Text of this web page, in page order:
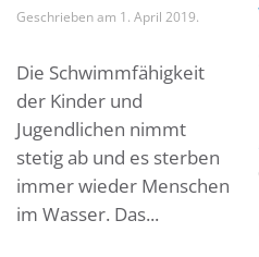
Geschrieben am 1. April 2019.
Die Schwimmfähigkeit
der Kinder und
Jugendlichen nimmt
stetig ab und es sterben
immer wieder Menschen
im Wasser. Das...